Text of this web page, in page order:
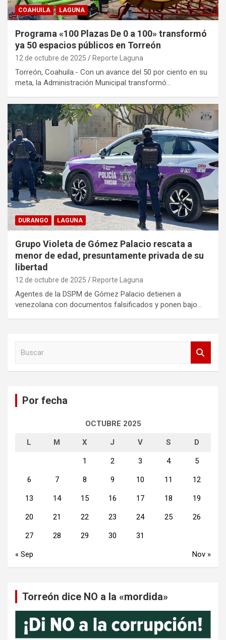
COAHUILA LAGUNA
Programa «100 Plazas De 0 a 100» transformó
ya 50 espacios públicos en Torreón
12 de octubre de 2025 Reporte Laguna
Torreón, Coahuila.- Con un avance del 50 por ciento en su
meta, la Administración Municipal transformó…
DURANGO LAGUNA
Grupo Violeta de Gómez Palacio rescata a
menor de edad, presuntamente privada de su
libertad
12 de octubre de 2025 Reporte Laguna
Agentes de la DSPM de Gómez Palacio detienen a
venezolana con documentos falsificados y ponen bajo…
Por fecha
OCTUBRE 2025
L M X J V S D
1 2 3 4 5
6 7 8 9 10 11 12
13 14 15 16 17 18 19
20 21 22 23 24 25 26
27 28 29 30 31
« Sep Nov »
Torreón dice NO a la «mordida»